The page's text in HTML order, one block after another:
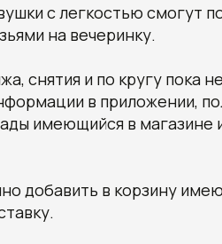
с легкостью смогут
на вечеринку.
снятия и по кругу пока
в приложении,
имеющийся в магазине
добавить в корзину